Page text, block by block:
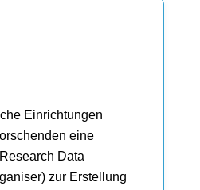
Einrichtungen
eine
Data
zur Erstellung